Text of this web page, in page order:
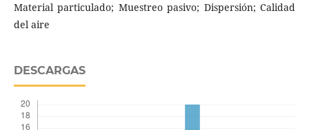
Material particulado; Muestreo pasivo; Dispersión; Calidad
del aire
DESCARGAS